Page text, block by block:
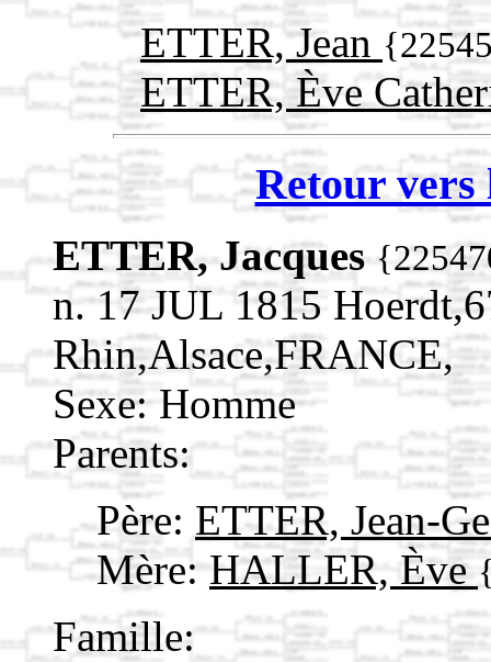
ETTER, Jean
ETTER, Ève
Retour vers
ETTER, Jacques
n. 17 JUL 1815
Rhin,Alsace,FRANCE,
Sexe: Homme
Parents:
Père: ETTER, Jean-
Mère:HALLER, Ève
Famille: